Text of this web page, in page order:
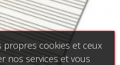
propres cookies et ceux
nos services et vous